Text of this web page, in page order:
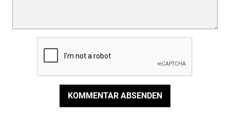
KOMMENTAR ABSENDEN